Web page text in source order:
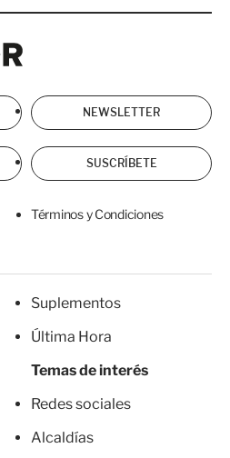
NEWSLETTER
SUSCRÍBETE
Términos y Condiciones
Suplementos
Última Hora
Temas de interés
Redes sociales
Alcaldías